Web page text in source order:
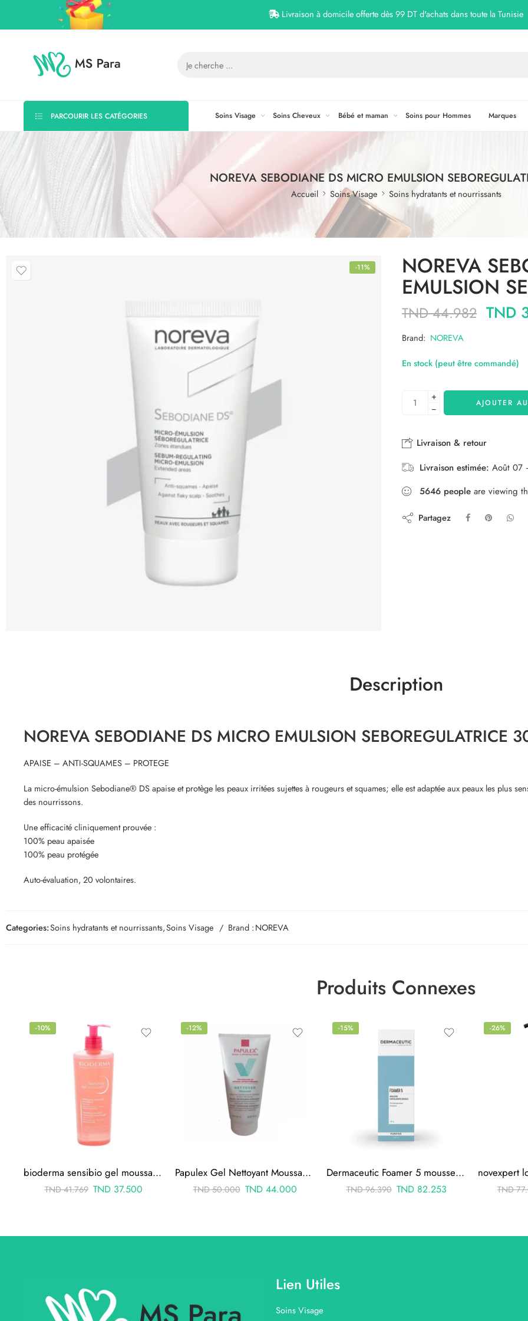
Livraison à domicile offerte dès 99 DT d'achats dans toute la Tunisie
PARCOURIR LES CATÉGORIES Soins Visage Soins Cheveux Bébé et maman Soins pour Hommes Marques
NOREVA SEBODIANE DS MICRO EMULSION
Accueil Soins Visage Soins hydratants et nourrissants
-11% NOREVA
EMULSION
TND44.982 TND
Brand: NOREVA
En stock (peut être commandé)
+
−
AJOUTER
Livraison & retour
Livraison estimée: Août 07
5646 people are viewing
Partagez
Description
NOREVA SEBODIANE DS MICRO EMULSION SEBOREGULATRICE
APAISE – ANTI-SQUAMES – PROTEGE
La micro-émulsion Sebodiane® DS apaise et protège les peaux irritées sujettes à rougeurs et squames; elle est adaptée aux peaux les plus
des nourrissons.
Une efficacité cliniquement prouvée :
100% peau apaisée
100% peau protégée
Auto-évaluation, 20 volontaires.
Categories:Soins hydratants et nourrissants,Soins Visage Brand :NOREVA
Produits Connexes
-10%
bioderma sensibio gel moussant, 200ml
TND41.769 TND37.500
-12%
Papulex Gel Nettoyant Moussant 150ml
TND50.000 TND44.000
-15%
Dermaceutic Foamer 5 mousse exfoliante 100ml
TND96.390 TND82.253
-26%
TND
Lien Utiles
Soins Visage